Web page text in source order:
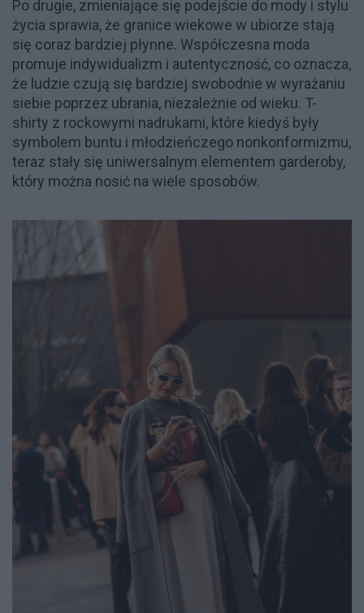
Po drugie, zmieniające się podejście do mody i stylu
życia sprawia, że granice wiekowe w ubiorze stają
się coraz bardziej płynne. Współczesna moda
promuje indywidualizm i autentyczność, co oznacza,
że ludzie czują się bardziej swobodnie w wyrażaniu
siebie poprzez ubrania, niezależnie od wieku. T-
shirty z rockowymi nadrukami, które kiedyś były
symbolem buntu i młodzieńczego nonkonformizmu,
teraz stały się uniwersalnym elementem garderoby,
który można nosić na wiele sposobów.